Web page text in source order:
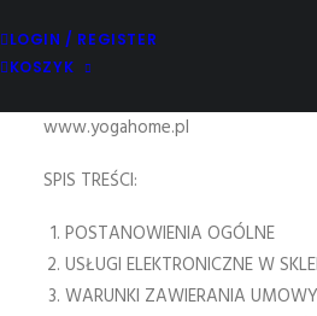
LOGIN / REGISTER
KOSZYK
www.yogahome.pl
SPIS TREŚCI:
POSTANOWIENIA OGÓLNE
USŁUGI ELEKTRONICZNE W
WARUNKI ZAWIERANIA